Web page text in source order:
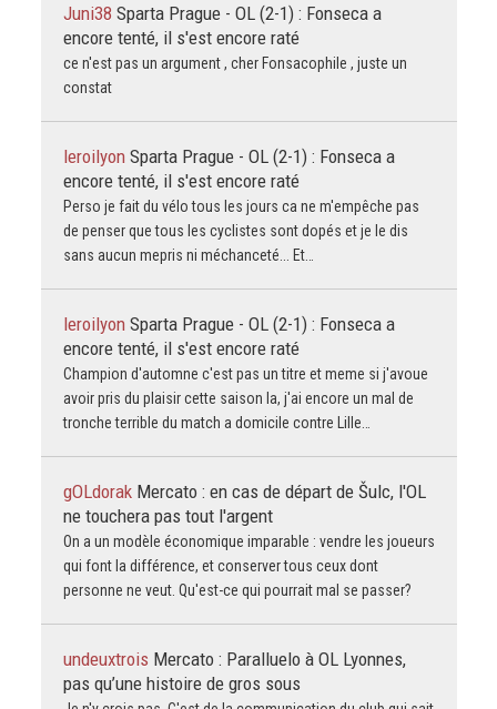
Juni38 Sparta Prague - OL (2-1) : Fonseca a
encore tenté, il s'est encore raté
ce n'est pas un argument , cher Fonsacophile , juste un
constat
leroilyon Sparta Prague - OL (2-1) : Fonseca a
encore tenté, il s'est encore raté
Perso je fait du vélo tous les jours ca ne m'empêche pas
de penser que tous les cyclistes sont dopés et je le dis
sans aucun mepris ni méchanceté... Et…
leroilyon Sparta Prague - OL (2-1) : Fonseca a
encore tenté, il s'est encore raté
Champion d'automne c'est pas un titre et meme si j'avoue
avoir pris du plaisir cette saison la, j'ai encore un mal de
tronche terrible du match a domicile contre Lille…
gOLdorak Mercato : en cas de départ de Šulc, l'OL
ne touchera pas tout l'argent
On a un modèle économique imparable : vendre les joueurs
qui font la différence, et conserver tous ceux dont
personne ne veut. Qu'est-ce qui pourrait mal se passer?
undeuxtrois Mercato : Paralluelo à OL Lyonnes,
pas qu’une histoire de gros sous